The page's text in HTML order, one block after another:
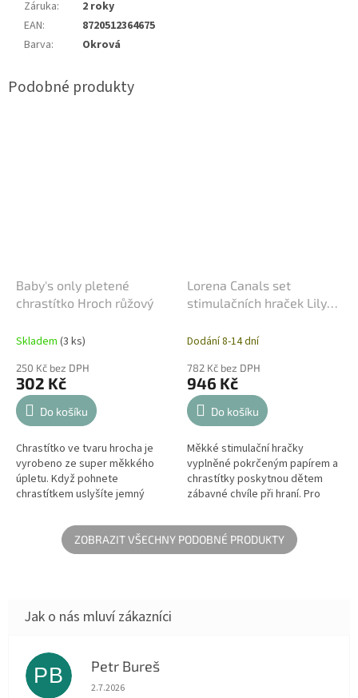
Záruka:
2 roky
EAN:
8720512364675
Barva: Okrová
Baby's only pletené
chrastítko Hroch růžový
Skladem (3 ks)
250 Kč bez DPH
302 Kč
Do košíku
Chrastítko ve tvaru hrocha je
vyrobeno ze super měkkého
úpletu. Když pohnete
chrastítkem uslyšíte jemný
Lorena Canals set
stimulačních hraček Lily
Dodání 8-14 dní
782 Kč bez DPH
946 Kč
Do košíku
Měkké stimulační hračky
vyplněné pokrčeným papírem a
chrastítky poskytnou dětem
zábavné chvíle při hraní. Pro
hudbou pro smysly.
ZOBRAZIT VŠECHNY PODOBNÉ PRODUKTY
PB Petr Bureš
Hodnocení obchodu je 1 z 5 hvězdiček.
2.7.2026